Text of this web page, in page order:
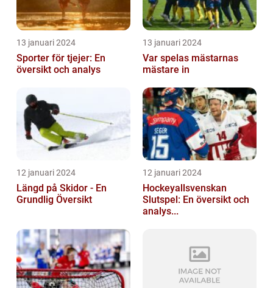
13 januari 2024
Sporter för tjejer: En
översikt och analys
13 januari 2024
Var spelas mästarnas
mästare in
12 januari 2024
Längd på Skidor - En
Grundlig Översikt
12 januari 2024
Hockeyallsvenskan
Slutspel: En översikt och
analys...